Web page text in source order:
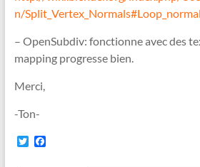
n/
– OpenSubdiv: fonctionne avec des
mapping progresse bien.
Merci,
-Ton-
T
F